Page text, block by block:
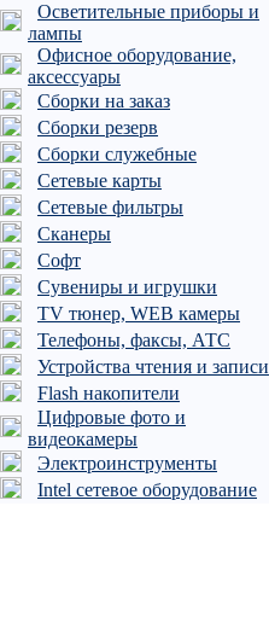
Осветительные приборы и
лампы
Офисное оборудование,
аксессуары
Сборки на заказ
Сборки резерв
Сборки служебные
Сетевые карты
Сетевые фильтры
Сканеры
Софт
Сувениры и игрушки
TV тюнер, WEB камеры
Телефоны, факсы, АТС
Устройства чтения и записи
Flash накопители
Цифровые фото и
видеокамеры
Электроинструменты
Intel сетевое оборудование